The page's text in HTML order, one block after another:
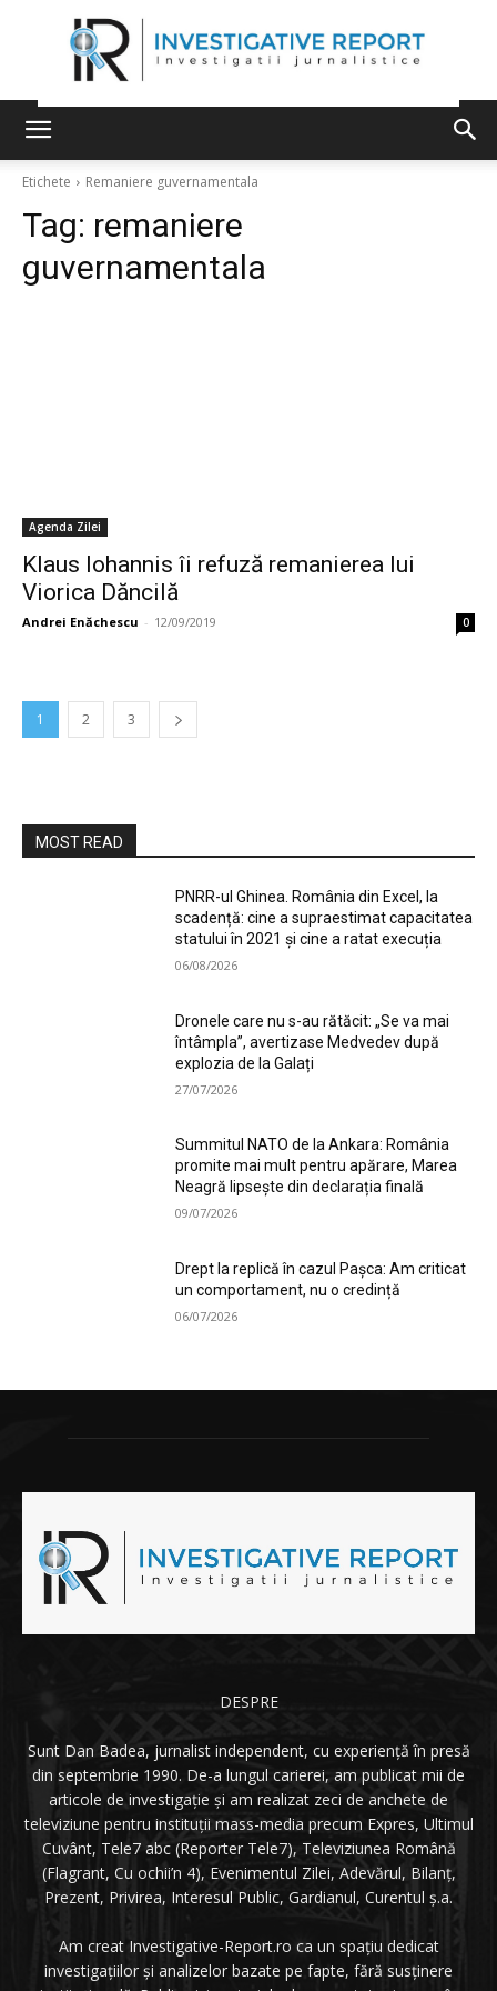
Etichete Remaniere guvernamentala
Tag: remaniere
guvernamentala
Agenda Zilei
Klaus Iohannis îi refuză remanierea lui
Viorica Dăncilă
Andrei Enăchescu - 12/09/2019 0
1 2 3
MOST READ
PNRR-ul Ghinea. România din Excel, la
scadență: cine a supraestimat capacitatea
statului în 2021 și cine a ratat execuția
06/08/2026
Dronele care nu s-au rătăcit: „Se va mai
întâmpla”, avertizase Medvedev după
explozia de la Galați
27/07/2026
Summitul NATO de la Ankara: România
promite mai mult pentru apărare, Marea
Neagră lipsește din declarația finală
09/07/2026
Drept la replică în cazul Pașca: Am criticat
un comportament, nu o credință
06/07/2026
DESPRE
Sunt Dan Badea, jurnalist independent, cu experiență în presă
din septembrie 1990. De-a lungul carierei, am publicat mii de
articole de investigație și am realizat zeci de anchete de
televiziune pentru instituții mass-media precum Expres, Ultimul
Cuvânt, Tele7 abc (Reporter Tele7), Televiziunea Română
(Flagrant, Cu ochii’n 4), Evenimentul Zilei, Adevărul, Bilanț,
Prezent, Privirea, Interesul Public, Gardianul, Curentul ș.a.
Am creat Investigative-Report.ro ca un spațiu dedicat
investigațiilor și analizelor bazate pe fapte, fără susținere